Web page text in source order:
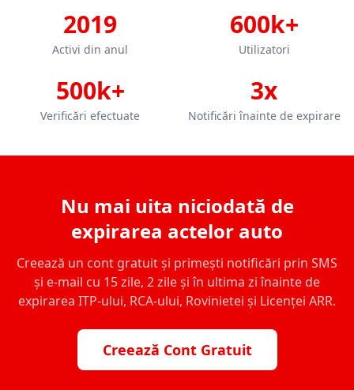
2019
Activi din anul
600k+
Utilizatori
500k+
Verificări efectuate
3x
Notificări înainte de expirare
Nu mai uita niciodată de
expirarea actelor auto
Creează un cont gratuit și primești notificări prin SMS
și e-mail cu 15 zile, 2 zile și în ultima zi înainte de
expirarea ITP-ului, RCA-ului, Rovinietei și Licenței ARR.
Creează Cont Gratuit